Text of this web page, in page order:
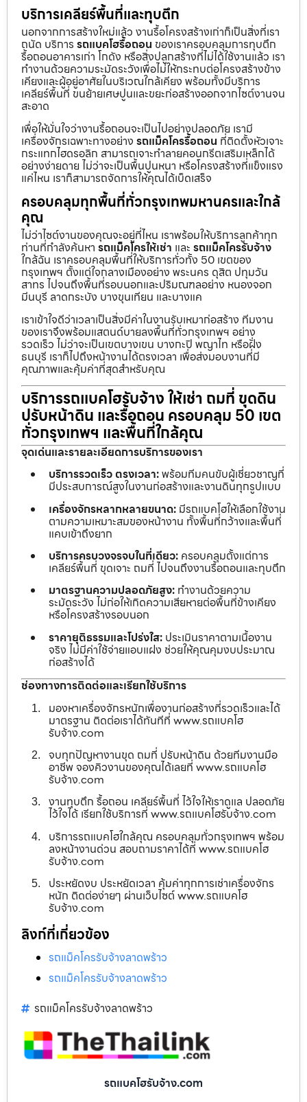
บริการเคลียร์พื้นที่และทุบตึก
นอกจากการสร้างใหม่แล้ว งานรื้อโครงสร้างเก่าก็เป็นสิ่งที่เรา
ถนัด บริการ รถแบคโฮรื้อถอน ของเราครอบคลุมการทุบตึก
รื้อถอนอาคารเก่า โกดัง หรือสิ่งปลูกสร้างที่ไม่ได้ใช้งานแล้ว เรา
ทำงานด้วยความระมัดระวังเพื่อไม่ให้กระทบต่อโครงสร้างข้าง
เคียงและผู้อยู่อาศัยในบริเวณใกล้เคียง พร้อมทั้งมีบริการ
เคลียร์พื้นที่ ขนย้ายเศษปูนและขยะก่อสร้างออกจากไซต์งานจน
สะอาด
เพื่อให้มั่นใจว่างานรื้อถอนจะเป็นไปอย่างปลอดภัย เรามี
เครื่องจักรเฉพาะทางอย่าง รถแม็คโครรื้อถอน ที่ติดตั้งหัวเจาะ
กระแทกไฮดรอลิก สามารถเจาะทำลายคอนกรีตเสริมเหล็กได้
อย่างง่ายดาย ไม่ว่าจะเป็นพื้นปูนหนา หรือโครงสร้างที่แข็งแรง
แค่ไหน เราก็สามารถจัดการให้คุณได้เบ็ดเสร็จ
ครอบคลุมทุกพื้นที่ทั่วกรุงเทพมหานครและใกล้
คุณ
ไม่ว่าไซต์งานของคุณจะอยู่ที่ไหน เราพร้อมให้บริการลูกค้าทุก
ท่านที่กำลังค้นหา รถแม็คโครให้เช่า และ รถแม็คโครรับจ้าง
ใกล้ฉัน เราครอบคลุมพื้นที่ให้บริการทั่วทั้ง 50 เขตของ
กรุงเทพฯ ตั้งแต่ใจกลางเมืองอย่าง พระนคร ดุสิต ปทุมวัน
สาทร ไปจนถึงพื้นที่รอบนอกและปริมณฑลอย่าง หนองจอก
มีนบุรี ลาดกระบัง บางขุนเทียน และบางแค
เราเข้าใจดีว่าเวลาเป็นสิ่งมีค่าในงานรับเหมาก่อสร้าง ทีมงาน
ของเราจึงพร้อมแสตนด์บายลงพื้นที่ทั่วกรุงเทพฯ อย่าง
รวดเร็ว ไม่ว่าจะเป็นเขตบางเขน บางกะปิ พญาไท หรือฝั่ง
ธนบุรี เราก็ไปถึงหน้างานได้ตรงเวลา เพื่อส่งมอบงานที่มี
คุณภาพและคุ้มค่าที่สุดสำหรับคุณ
บริการรถแบคโฮรับจ้าง ให้เช่า ถมที่ ขุดดิน
ปรับหน้าดิน และรื้อถอน ครอบคลุม 50 เขต
ทั่วกรุงเทพฯ และพื้นที่ใกล้คุณ
จุดเด่นและรายละเอียดการบริการของเรา
บริการรวดเร็ว ตรงเวลา:พร้อมทีมคนขับผู้เชี่ยวชาญที่
มีประสบการณ์สูงในงานก่อสร้างและงานดินทุกรูปแบบ
เครื่องจักรหลากหลายขนาด: มีรถแบคโฮให้เลือกใช้งาน
ตามความเหมาะสมของหน้างาน ทั้งพื้นที่กว้างและพื้นที่
แคบเข้าถึงยาก
บริการครบวงจรจบในที่เดียว: ครอบคลุมตั้งแต่การ
เคลียร์พื้นที่ ขุดเจาะ ถมที่ ไปจนถึงงานรื้อถอนและทุบตึก
มาตรฐานความปลอดภัยสูง: ทำงานด้วยความ
ระมัดระวัง ไม่ก่อให้เกิดความเสียหายต่อพื้นที่ข้างเคียง
หรือโครงสร้างรอบนอก
ราคายุติธรรมและโปร่งใส: ประเมินราคาตามเนื้องาน
จริง ไม่มีค่าใช้จ่ายแอบแฝง ช่วยให้คุณคุมงบประมาณ
ก่อสร้างได้
ช่องทางการติดต่อและเรียกใช้บริการ
มองหาเครื่องจักรหนักเพื่องานก่อสร้างที่รวดเร็วและได้
มาตรฐาน ติดต่อเราได้ทันทีที่ www.รถแบคโฮ
รับจ้าง.com
จบทุกปัญหางานขุด ถมที่ ปรับหน้าดิน ด้วยทีมงานมือ
อาชีพ จองคิวงานของคุณได้เลยที่ www.รถแบคโฮ
รับจ้าง.com
งานทุบตึก รื้อถอน เคลียร์พื้นที่ ไว้ใจให้เราดูแล ปลอดภัย
ไว้ใจได้ เรียกใช้บริการที่ www.รถแบคโฮรับจ้าง.com
บริการรถแบคโฮใกล้คุณ ครอบคลุมทั่วกรุงเทพฯ พร้อม
ลงหน้างานด่วน สอบถามราคาได้ที่ www.รถแบคโฮ
รับจ้าง.com
ประหยัดงบ ประหยัดเวลา คุ้มค่าทุกการเช่าเครื่องจักร
หนัก ติดต่อง่ายๆ ผ่านเว็บไซต์ www.รถแบคโฮ
รับจ้าง.com
ลิงก์ที่เกี่ยวข้อง
รถแม็คโครรับจ้างลาดพร้าว
รถแม็คโครรับจ้างลาดพร้าว
รถแม็คโครรับจ้างลาดพร้าว
รถแบคโฮรับจ้าง.com